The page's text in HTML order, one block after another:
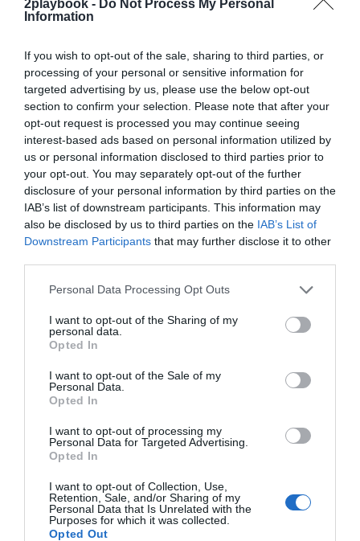
2playbook - Do Not Process My Personal
Information
If you wish to opt-out of the sale, sharing to third parties, or
processing of your personal or sensitive information for
targeted advertising by us, please use the below opt-out
section to confirm your selection. Please note that after your
opt-out request is processed you may continue seeing
interest-based ads based on personal information utilized by
us or personal information disclosed to third parties prior to
your opt-out. You may separately opt-out of the further
disclosure of your personal information by third parties on the
IAB’s list of downstream participants. This information may
also be disclosed by us to third parties on the IAB’s List of
Downstream Participants that may further disclose it to other
Personal Data Processing Opt Outs
I want to opt-out of the Sharing of my
personal data.
Opted In
I want to opt-out of the Sale of my
Personal Data.
Opted In
I want to opt-out of processing my
Personal Data for Targeted Advertising.
Opted In
I want to opt-out of Collection, Use,
Retention, Sale, and/or Sharing of my
Personal Data that Is Unrelated with the
Purposes for which it was collected.
Opted Out
Índex
ASO
siempre ha sido una celebración de las regiones
francesas, sus paisajes, su cultura y, sobre todo, de los
esenciales. Estamos encantados de asociarnos con
Airbnb y ofrecer a los espectadores nuevas formas de
vivir la carrera”.
¡Tenemos nueva newsletter Patrocinio!
2Playbook Media ha lanzado en 2025 su propio
newsletter mensual especializado en patrocinio. En él
tomamos el pulso al sector abordando el tema que ha
marcado la actualidad del sector, además de ofrecer un
recap de los principales contratos de patrocinio
cerrados en España, Europa y Norteamérica en los
últimos 30 días y una entrevista con directores/as de las
Añadir2Playbookcomo fuente preferida de Google
Mantente informado con las últimas noticias de actualidad.
Compartir
Imprimir